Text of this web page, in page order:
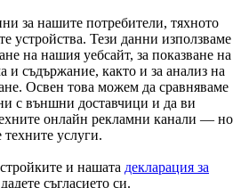
за нашите потребители, тяхното
устройства. Тези данни използваме
на нашия уебсайт, за показване на
и съдържание, както и за анализ на
Освен това можем да сравняваме
с външни доставчици и да ви
онлайн рекламни канали — но
техните услуги.
и нашата декларация за
съгласието си.